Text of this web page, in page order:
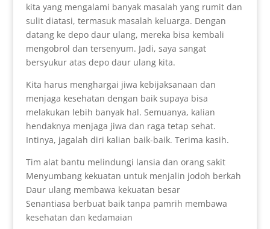
kita yang mengalami banyak masalah yang rumit dan
sulit diatasi, termasuk masalah keluarga. Dengan
datang ke depo daur ulang, mereka bisa kembali
mengobrol dan tersenyum. Jadi, saya sangat
bersyukur atas depo daur ulang kita.
Kita harus menghargai jiwa kebijaksanaan dan
menjaga kesehatan dengan baik supaya bisa
melakukan lebih banyak hal. Semuanya, kalian
hendaknya menjaga jiwa dan raga tetap sehat.
Intinya, jagalah diri kalian baik-baik. Terima kasih.
Tim alat bantu melindungi lansia dan orang sakit
Menyumbang kekuatan untuk menjalin jodoh berkah
Daur ulang membawa kekuatan besar
Senantiasa berbuat baik tanpa pamrih membawa
kesehatan dan kedamaian